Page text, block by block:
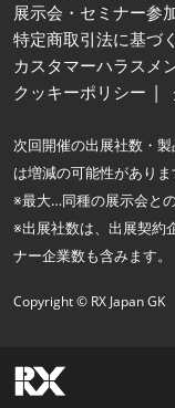
展示会・セミナー参
特定商取引法に基づ
カスタマーハラスメ
クッキーポリシー
次回開催の出展社数・
は増減の可能性がありま
※最大…同種の展示会と
※出展社数は、出展契約
ナー企業数も含みます。
Copyright © RX Japan GK